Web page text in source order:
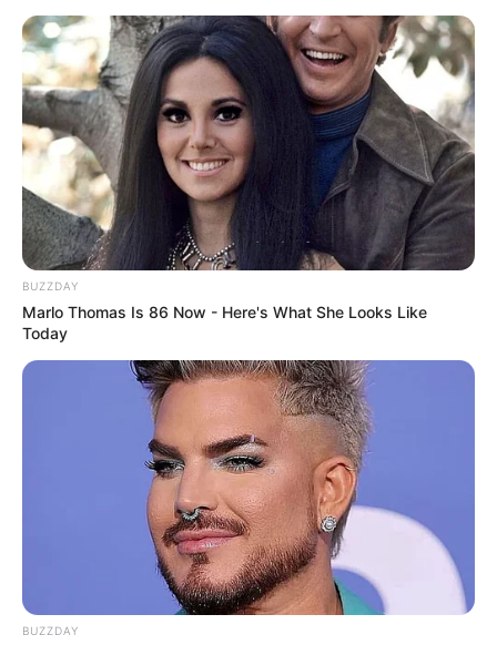
BUZZDAY
Marlo Thomas Is 86 Now - Here's What She Looks Like
Today
BUZZDAY